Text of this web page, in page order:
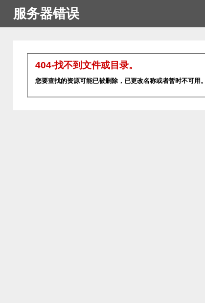
服务器错误
404-找不到文件或目录。
您要查找的资源可能已被删除，已更改名称或者暂时不可用。